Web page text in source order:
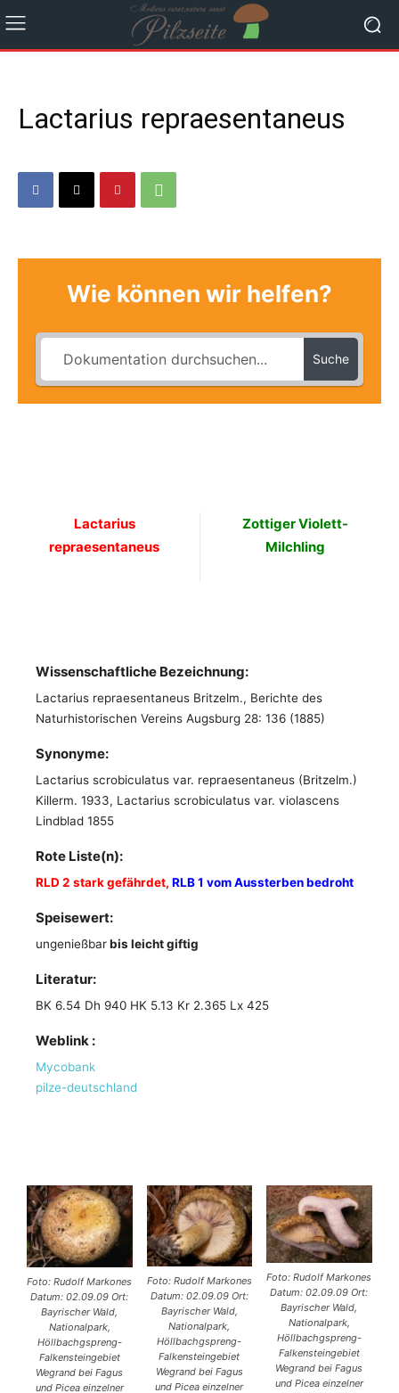
Lactarius repraesentaneus
Wie können wir helfen?
Suche
Lactarius
repraesentaneus
Zottiger Violett-
Milchling
Wissenschaftliche Bezeichnung:
Lactarius repraesentaneus Britzelm., Berichte des
Naturhistorischen Vereins Augsburg 28: 136 (1885)
Synonyme:
Lactarius scrobiculatus var. repraesentaneus (Britzelm.)
Killerm. 1933, Lactarius scrobiculatus var. violascens
Lindblad 1855
Rote Liste(n):
RLD 2 stark gefährdet, RLB 1 vom Aussterben bedroht
Speisewert:
ungenießbarbis leicht giftig
Literatur:
BK 6.54 Dh 940 HK 5.13 Kr 2.365 Lx 425
Weblink :
Mycobank
pilze-deutschland
Foto: Rudolf Markones
Datum: 02.09.09 Ort:
Bayrischer Wald,
Nationalpark,
Höllbachgspreng-
Falkensteingebiet
Wegrand bei Fagus
und Picea einzelner
Foto: Rudolf Markones
Datum: 02.09.09 Ort:
Bayrischer Wald,
Nationalpark,
Höllbachgspreng-
Falkensteingebiet
Wegrand bei Fagus
und Picea einzelner
Foto: Rudolf Markones
Datum: 02.09.09 Ort:
Bayrischer Wald,
Nationalpark,
Höllbachgspreng-
Falkensteingebiet
Wegrand bei Fagus
und Picea einzelner